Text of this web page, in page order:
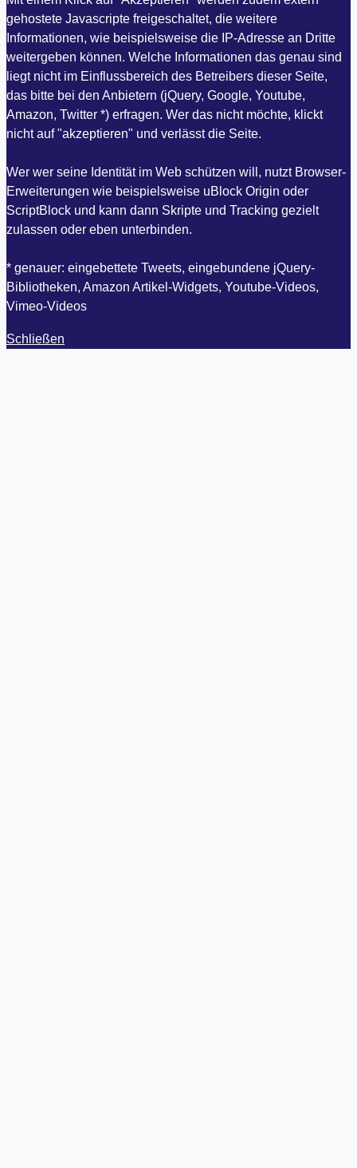
gehostete Javascripte freigeschaltet, die weitere
Informationen, wie beispielsweise die IP-Adresse an Dritte
weitergeben können. Welche Informationen das genau sind
liegt nicht im Einflussbereich des Betreibers dieser Seite,
das bitte bei den Anbietern (jQuery, Google, Youtube,
Amazon, Twitter *) erfragen. Wer das nicht möchte, klickt
nicht auf "akzeptieren" und verlässt die Seite.
Wer wer seine Identität im Web schützen will, nutzt Browser-
Erweiterungen wie beispielsweise uBlock Origin oder
ScriptBlock und kann dann Skripte und Tracking gezielt
zulassen oder eben unterbinden.
* genauer: eingebettete Tweets, eingebundene jQuery-
Bibliotheken, Amazon Artikel-Widgets, Youtube-Videos,
Vimeo-Videos
Schließen